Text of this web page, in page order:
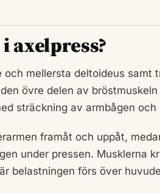
axelpress?
mellersta deltoideus samt
övre delen av
sträckning av armbågen
framåt och uppåt,
under pressen. Musklerna
belastningen förs över